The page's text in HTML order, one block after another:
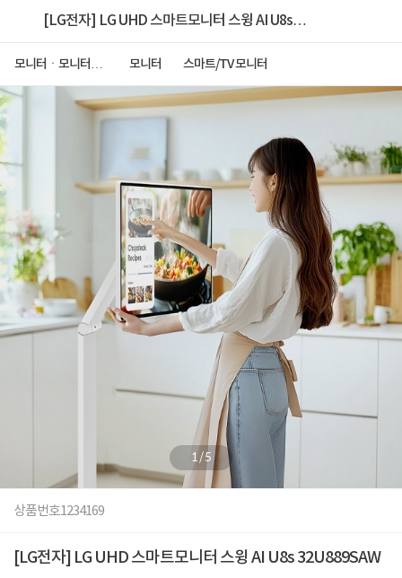
[LG전자] LG UHD 스마트모니터 스윙 AI U8s
모니터ㆍ모니터주
모니터 스마트/TV 모니터
1/5
상품번호1234169
[LG전자] LG UHD 스마트모니터 스윙 AI U8s 32U889SAW